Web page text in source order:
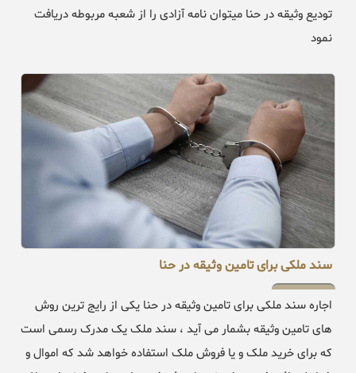
تودیع وثیقه در حنا میتوان نامه آزادی را از شعبه مربوطه دریافت
نمود
سند ملکی برای تامین وثیقه در حنا
اجاره سند ملکی برای تامین وثیقه در حنا یکی از رایج ترین روش
های تامین وثیقه بشمار می آید ، سند ملک یک مدرک رسمی است
که برای خرید ملک و یا فروش ملک استفاده خواهد شد که اموال و